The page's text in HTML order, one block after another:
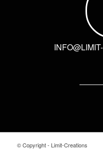
© Copyright - Limit-Creations